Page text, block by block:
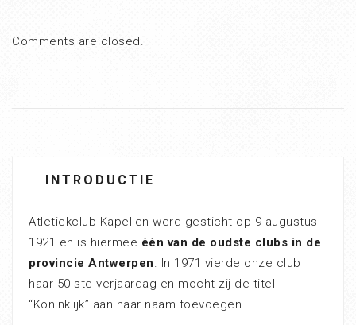
Comments are closed.
INTRODUCTIE
Atletiekclub Kapellen werd gesticht op 9 augustus
1921 en is hiermee één van de oudste clubs in de
provincie Antwerpen. In 1971 vierde onze club
haar 50-ste verjaardag en mocht zij de titel
“Koninklijk” aan haar naam toevoegen.